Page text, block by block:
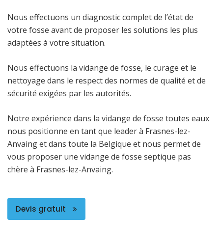
Nous effectuons un diagnostic complet de l’état de
votre fosse avant de proposer les solutions les plus
adaptées à votre situation.
Nous effectuons la vidange de fosse, le curage et le
nettoyage dans le respect des normes de qualité et de
sécurité exigées par les autorités.
Notre expérience dans la vidange de fosse toutes eaux
nous positionne en tant que leader à Frasnes-lez-
Anvaing et dans toute la Belgique et nous permet de
vous proposer une vidange de fosse septique pas
chère à Frasnes-lez-Anvaing.
Devis gratuit